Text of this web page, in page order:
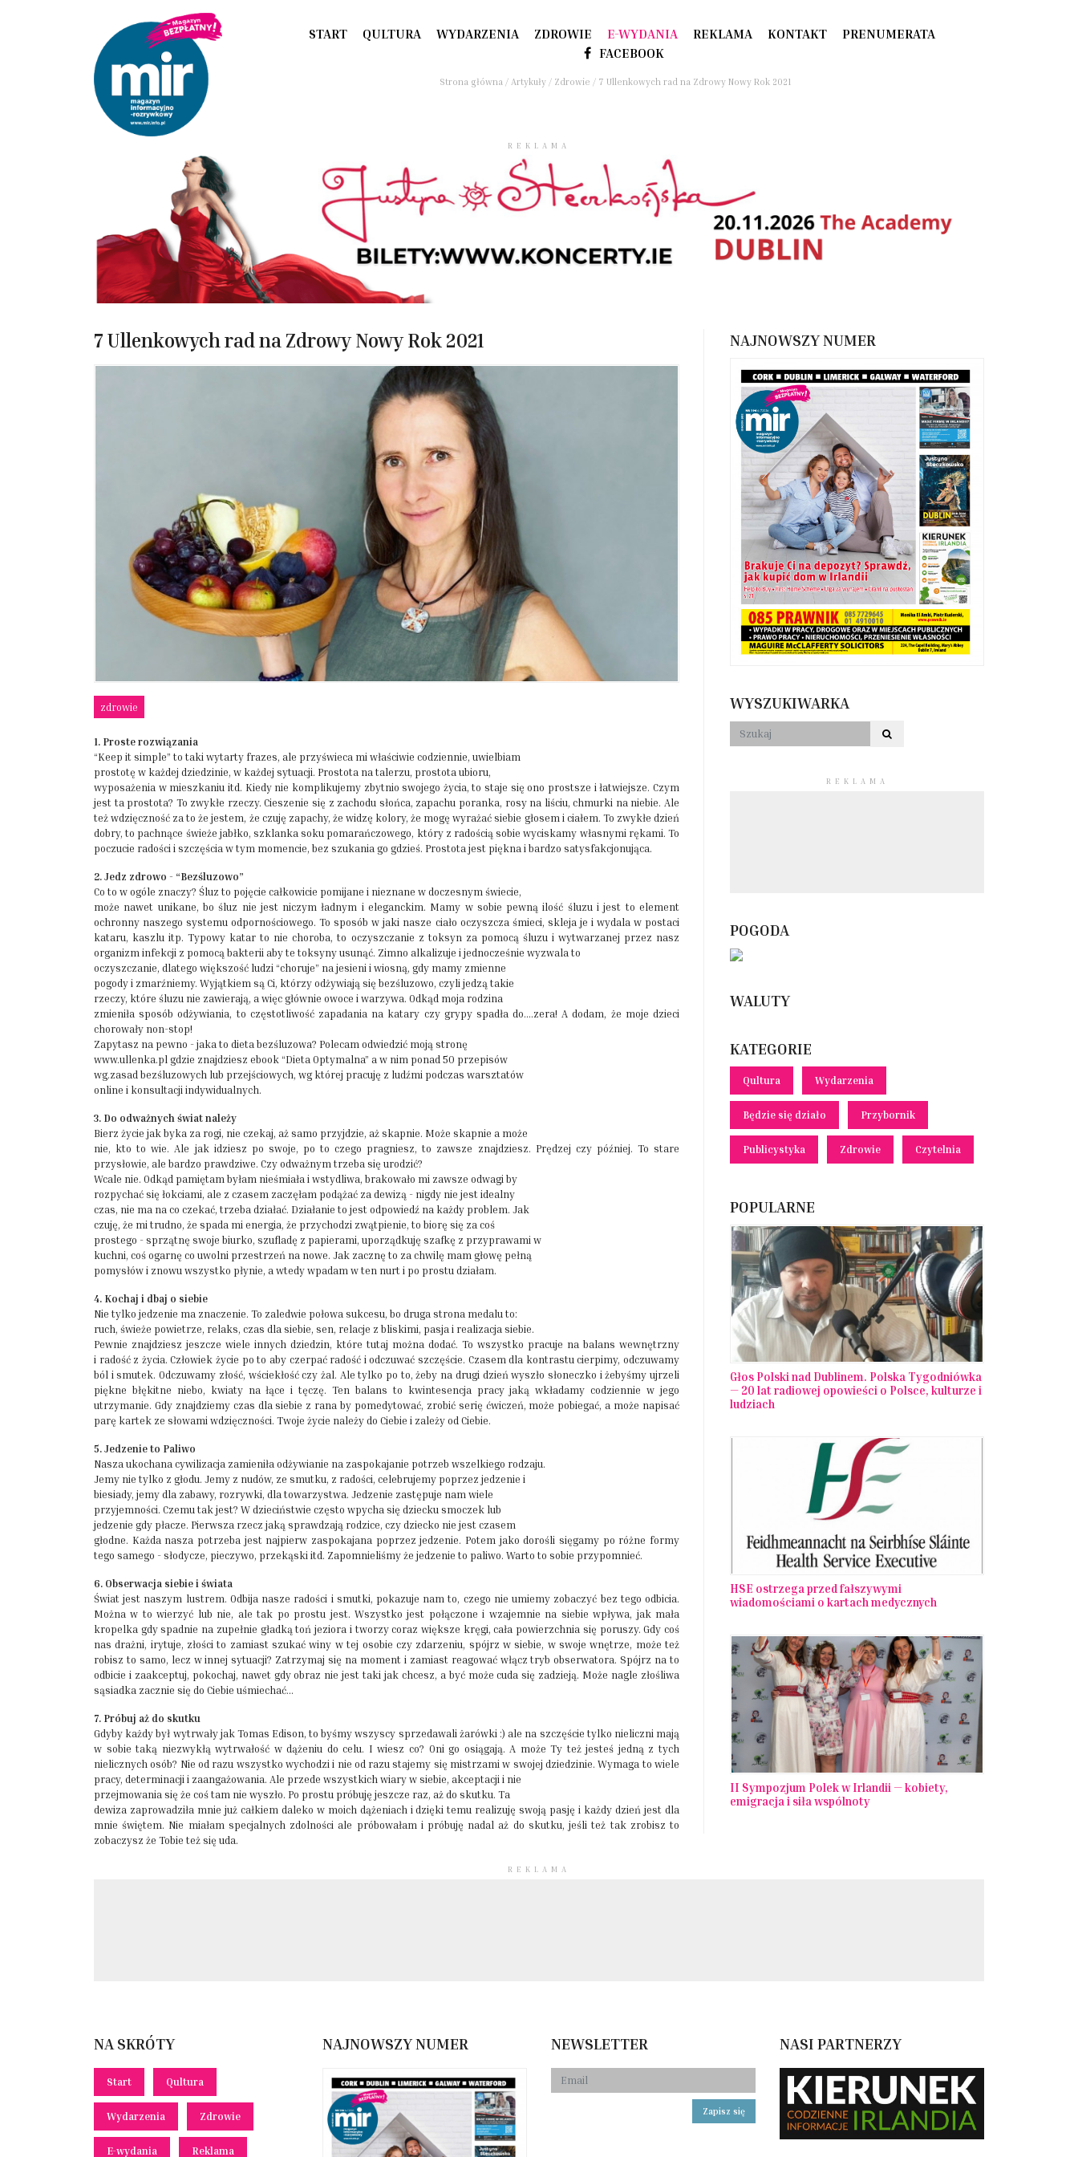
START QULTURA WYDARZENIA ZDROWIE E-WYDANIA REKLAMA KONTAKT
PRENUMERATA
FACEBOOK
Strona główna / Artykuły / Zdrowie / 7 Ullenkowych rad na Zdrowy Nowy Rok 2021
REKLAMA
7 Ullenkowych rad na Zdrowy Nowy Rok 2021
zdrowie
1. Proste rozwiązania
“Keep it simple” to taki wytarty frazes, ale przyświeca mi właściwie codziennie, uwielbiam
prostotę w każdej dziedzinie, w każdej sytuacji. Prostota na talerzu, prostota ubioru,
wyposażenia w mieszkaniu itd. Kiedy nie komplikujemy zbytnio swojego życia, to staje się ono prostsze i łatwiejsze. Czym
jest ta prostota? To zwykłe rzeczy. Cieszenie się z zachodu słońca, zapachu poranka, rosy na liściu, chmurki na niebie. Ale
też wdzięczność za to że jestem, że czuję zapachy, że widzę kolory, że mogę wyrażać siebie głosem i ciałem. To zwykłe dzień
dobry, to pachnące świeże jabłko, szklanka soku pomarańczowego, który z radością sobie wyciskamy własnymi rękami. To
poczucie radości i szczęścia w tym momencie, bez szukania go gdzieś. Prostota jest piękna i bardzo satysfakcjonująca.
2. Jedz zdrowo - “Bezśluzowo”
Co to w ogóle znaczy? Śluz to pojęcie całkowicie pomijane i nieznane w doczesnym świecie,
może nawet unikane, bo śluz nie jest niczym ładnym i eleganckim. Mamy w sobie pewną ilość śluzu i jest to element
ochronny naszego systemu odpornościowego. To sposób w jaki nasze ciało oczyszcza śmieci, skleja je i wydala w postaci
kataru, kaszlu itp. Typowy katar to nie choroba, to oczyszczanie z toksyn za pomocą śluzu i wytwarzanej przez nasz
organizm infekcji z pomocą bakterii aby te toksyny usunąć. Zimno alkalizuje i jednocześnie wyzwala to
oczyszczanie, dlatego większość ludzi “choruje” na jesieni i wiosną, gdy mamy zmienne
pogody i zmarźniemy. Wyjątkiem są Ci, którzy odżywiają się bezśluzowo, czyli jedzą takie
rzeczy, które śluzu nie zawierają, a więc głównie owoce i warzywa. Odkąd moja rodzina
zmieniła sposób odżywiania, to częstotliwość zapadania na katary czy grypy spadła do….zera! A dodam, że moje dzieci
chorowały non-stop!
Zapytasz na pewno - jaka to dieta bezśluzowa? Polecam odwiedzić moją stronę
www.ullenka.pl gdzie znajdziesz ebook “Dieta Optymalna” a w nim ponad 50 przepisów
wg.zasad bezśluzowych lub przejściowych, wg której pracuję z ludźmi podczas warsztatów
online i konsultacji indywidualnych.
3. Do odważnych świat należy
Bierz życie jak byka za rogi, nie czekaj, aż samo przyjdzie, aż skapnie. Może skapnie a może
nie, kto to wie. Ale jak idziesz po swoje, po to czego pragniesz, to zawsze znajdziesz. Prędzej czy później. To stare
przysłowie, ale bardzo prawdziwe. Czy odważnym trzeba się urodzić?
Wcale nie. Odkąd pamiętam byłam nieśmiała i wstydliwa, brakowało mi zawsze odwagi by
rozpychać się łokciami, ale z czasem zaczęłam podążać za dewizą - nigdy nie jest idealny
czas, nie ma na co czekać, trzeba działać. Działanie to jest odpowiedź na każdy problem. Jak
czuję, że mi trudno, że spada mi energia, że przychodzi zwątpienie, to biorę się za coś
prostego - sprzątnę swoje biurko, szufladę z papierami, uporządkuję szafkę z przyprawami w
kuchni, coś ogarnę co uwolni przestrzeń na nowe. Jak zacznę to za chwilę mam głowę pełną
pomysłów i znowu wszystko płynie, a wtedy wpadam w ten nurt i po prostu działam.
4. Kochaj i dbaj o siebie
Nie tylko jedzenie ma znaczenie. To zaledwie połowa sukcesu, bo druga strona medalu to:
ruch, świeże powietrze, relaks, czas dla siebie, sen, relacje z bliskimi, pasja i realizacja siebie.
Pewnie znajdziesz jeszcze wiele innych dziedzin, które tutaj można dodać. To wszystko pracuje na balans wewnętrzny
i radość z życia. Człowiek życie po to aby czerpać radość i odczuwać szczęście. Czasem dla kontrastu cierpimy, odczuwamy
ból i smutek. Odczuwamy złość, wściekłość czy żal. Ale tylko po to, żeby na drugi dzień wyszło słoneczko i żebyśmy ujrzeli
piękne błękitne niebo, kwiaty na łące i tęczę. Ten balans to kwintesencja pracy jaką wkładamy codziennie w jego
utrzymanie. Gdy znajdziemy czas dla siebie z rana by pomedytować, zrobić serię ćwiczeń, może pobiegać, a może napisać
parę kartek ze słowami wdzięczności. Twoje życie należy do Ciebie i zależy od Ciebie.
5. Jedzenie to Paliwo
Nasza ukochana cywilizacja zamieniła odżywianie na zaspokajanie potrzeb wszelkiego rodzaju.
Jemy nie tylko z głodu. Jemy z nudów, ze smutku, z radości, celebrujemy poprzez jedzenie i
biesiady, jemy dla zabawy, rozrywki, dla towarzystwa. Jedzenie zastępuje nam wiele
przyjemności. Czemu tak jest? W dzieciństwie często wpycha się dziecku smoczek lub
jedzenie gdy płacze. Pierwsza rzecz jaką sprawdzają rodzice, czy dziecko nie jest czasem
głodne. Każda nasza potrzeba jest najpierw zaspokajana poprzez jedzenie. Potem jako dorośli sięgamy po różne formy
tego samego - słodycze, pieczywo, przekąski itd. Zapomnieliśmy że jedzenie to paliwo. Warto to sobie przypomnieć.
6. Obserwacja siebie i świata
Świat jest naszym lustrem. Odbija nasze radości i smutki, pokazuje nam to, czego nie umiemy zobaczyć bez tego odbicia.
Można w to wierzyć lub nie, ale tak po prostu jest. Wszystko jest połączone i wzajemnie na siebie wpływa, jak mała
kropelka gdy spadnie na zupełnie gładką toń jeziora i tworzy coraz większe kręgi, cała powierzchnia się poruszy. Gdy coś
nas drażni, irytuje, złości to zamiast szukać winy w tej osobie czy zdarzeniu, spójrz w siebie, w swoje wnętrze, może też
robisz to samo, lecz w innej sytuacji? Zatrzymaj się na moment i zamiast reagować włącz tryb obserwatora. Spójrz na to
odbicie i zaakceptuj, pokochaj, nawet gdy obraz nie jest taki jak chcesz, a być może cuda się zadzieją. Może nagle złośliwa
sąsiadka zacznie się do Ciebie uśmiechać…
7. Próbuj aż do skutku
Gdyby każdy był wytrwały jak Tomas Edison, to byśmy wszyscy sprzedawali żarówki :) ale na szczęście tylko nieliczni mają
w sobie taką niezwykłą wytrwałość w dążeniu do celu. I wiesz co? Oni go osiągają. A może Ty też jesteś jedną z tych
nielicznych osób? Nie od razu wszystko wychodzi i nie od razu stajemy się mistrzami w swojej dziedzinie. Wymaga to wiele
pracy, determinacji i zaangażowania. Ale przede wszystkich wiary w siebie, akceptacji i nie
przejmowania się że coś tam nie wyszło. Po prostu próbuję jeszcze raz, aż do skutku. Ta
dewiza zaprowadziła mnie już całkiem daleko w moich dążeniach i dzięki temu realizuję swoją pasję i każdy dzień jest dla
mnie świętem. Nie miałam specjalnych zdolności ale próbowałam i próbuję nadal aż do skutku, jeśli też tak zrobisz to
zobaczysz że Tobie też się uda.
NAJNOWSZY NUMER
WYSZUKIWARKA
REKLAMA
POGODA
WALUTY
KATEGORIE
Qultura Wydarzenia
Będzie się działo Przybornik
Publicystyka Zdrowie Czytelnia
POPULARNE
Głos Polski nad Dublinem. Polska Tygodniówka
— 20 lat radiowej opowieści o Polsce, kulturze i
ludziach
HSE ostrzega przed fałszywymi
wiadomościami o kartach medycznych
II Sympozjum Polek w Irlandii — kobiety,
emigracja i siła wspólnoty
REKLAMA
NA SKRÓTY
Start Qultura
Wydarzenia Zdrowie
E-wydania Reklama
NAJNOWSZY NUMER NEWSLETTER
Zapisz się
NASI PARTNERZY